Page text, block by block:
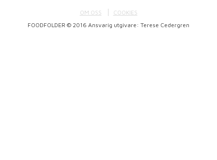
OM OSS
COOKIES
FOODFOLDER © 2016 Ansvarig utgivare: Terese Cedergren